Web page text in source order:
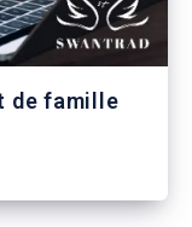
de famille